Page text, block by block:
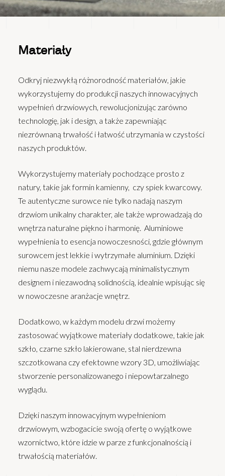
Materiały
Odkryj niezwykłą różnorodność materiałów, jakie
wykorzystujemy do produkcji naszych innowacyjnych
wypełnień drzwiowych, rewolucjonizując zarówno
technologię, jak i design, a także zapewniając
niezrównaną trwałość i łatwość utrzymania w czystości
naszych produktów.
Wykorzystujemy materiały pochodzące prosto z
natury, takie jak formin kamienny, czy spiek kwarcowy.
Te autentyczne surowce nie tylko nadają naszym
drzwiom unikalny charakter, ale także wprowadzają do
wnętrza naturalne piękno i harmonię. Aluminiowe
wypełnienia to esencja nowoczesności, gdzie głównym
surowcem jest lekkie i wytrzymałe aluminium. Dzięki
niemu nasze modele zachwycają minimalistycznym
designem i niezawodną solidnością, idealnie wpisując się
w nowoczesne aranżacje wnętrz.
Dodatkowo, w każdym modelu drzwi możemy
zastosować wyjątkowe materiały dodatkowe, takie jak
szkło, czarne szkło lakierowane, stal nierdzewna
szczotkowana czy efektowne wzory 3D, umożliwiając
stworzenie personalizowanego i niepowtarzalnego
wyglądu.
Dzięki naszym innowacyjnym wypełnieniom
drzwiowym, wzbogacicie swoją ofertę o wyjątkowe
wzornictwo, które idzie w parze z funkcjonalnością i
trwałością materiałów.